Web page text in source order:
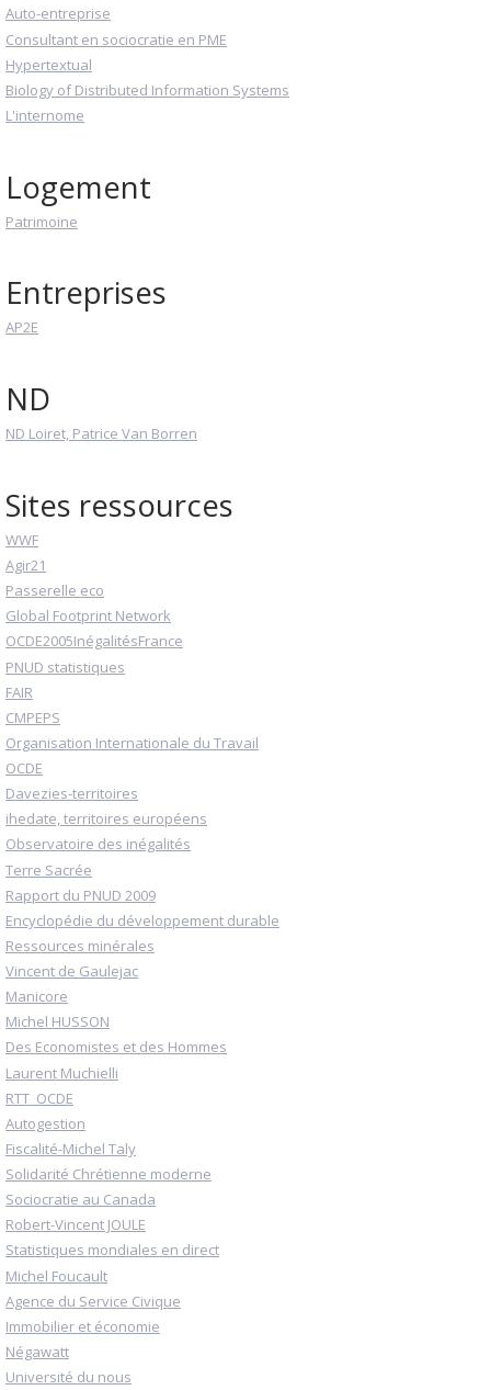
Auto-entreprise
Consultant en sociocratie en PME
Hypertextual
Biology of Distributed Information Systems
L'internome
Logement
Patrimoine
Entreprises
AP2E
ND
ND Loiret, Patrice Van Borren
Sites ressources
WWF
Agir21
Passerelle eco
Global Footprint Network
OCDE2005InégalitésFrance
PNUD statistiques
FAIR
CMPEPS
Organisation Internationale du Travail
OCDE
Davezies-territoires
ihedate, territoires européens
Observatoire des inégalités
Terre Sacrée
Rapport du PNUD 2009
Encyclopédie du développement durable
Ressources minérales
Vincent de Gaulejac
Manicore
Michel HUSSON
Des Economistes et des Hommes
Laurent Muchielli
RTT_OCDE
Autogestion
Fiscalité-Michel Taly
Solidarité Chrétienne moderne
Sociocratie au Canada
Robert-Vincent JOULE
Statistiques mondiales en direct
Michel Foucault
Agence du Service Civique
Immobilier et économie
Négawatt
Université du nous